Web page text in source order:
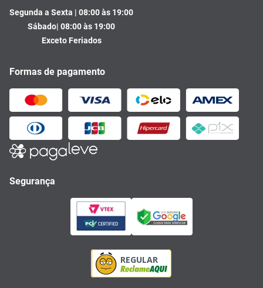
Segunda a Sexta | 08:00 às 19:00
Sábado| 08:00 às 19:00
Exceto Feriados
Formas de pagamento
Segurança